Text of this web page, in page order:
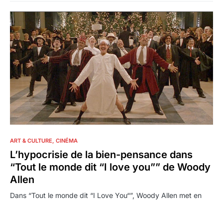
ART & CULTURE CINÉMA
L’hypocrisie de la bien-pensance dans
“Tout le monde dit “I love you”” de Woody
Allen
Dans “Tout le monde dit “I Love You“”, Woody Allen met en